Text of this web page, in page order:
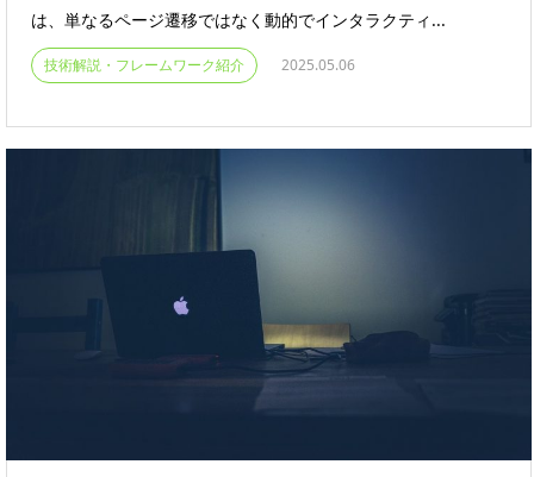
は、単なるページ遷移ではなく動的でインタラクティ...
技術解説・フレームワーク紹介 2025.05.06